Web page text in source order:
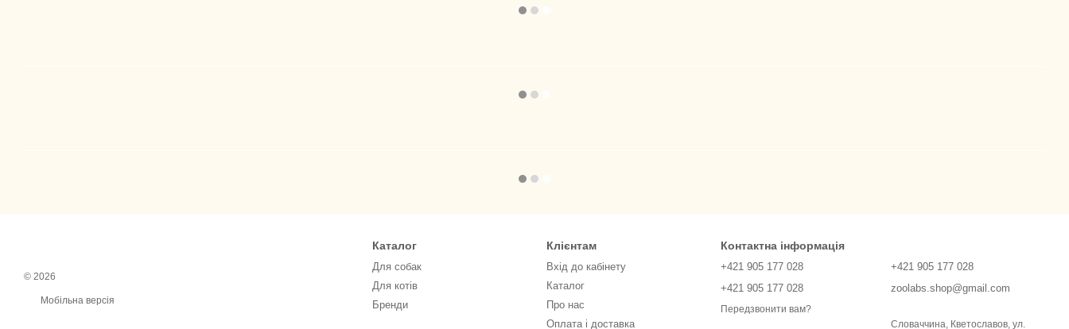
© 2026
Мобільна версія
Каталог
Для собак
Для котів
Бренди
Клієнтам
Вхід до кабінету
Каталог
Про нас
Оплата і доставка
Контактна інформація
+421 905 177 028
+421 905 177 028
Передзвонити вам?
+421 905 177 028
zoolabs.shop@gmail.com
Словаччина, Кветославов, ул.